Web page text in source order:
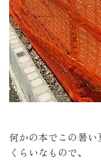
何かの本でこの暑
くらいなもので、